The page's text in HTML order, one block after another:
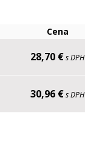
Cena
28,70 €s DPH
30,96 €s DPH